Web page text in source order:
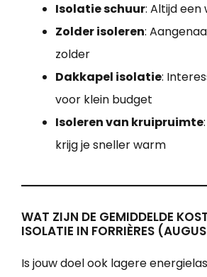
Isolatie schuur: Altijd
Zolder isoleren:
zolder
Dakkapel isolatie:
voor klein budget
Isoleren van kruipruimte
krijg je sneller warm
WAT ZIJN DE GEMIDDELDE
ISOLATIE IN FORRIÈRES
Is jouw doel ook lagere